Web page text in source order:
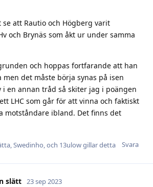
se att Rautio och Högberg varit
och Brynäs som åkt ur under samma
och hoppas fortfarande att han
det måste börja synas på isen
i en annan tråd så skiter jag i poängen
LHC som går för att vinna och faktiskt
motståndare ibland. Det finns det
Svara
,Swedinho, och 13ulowgillar detta
slätt 23 sep 2023